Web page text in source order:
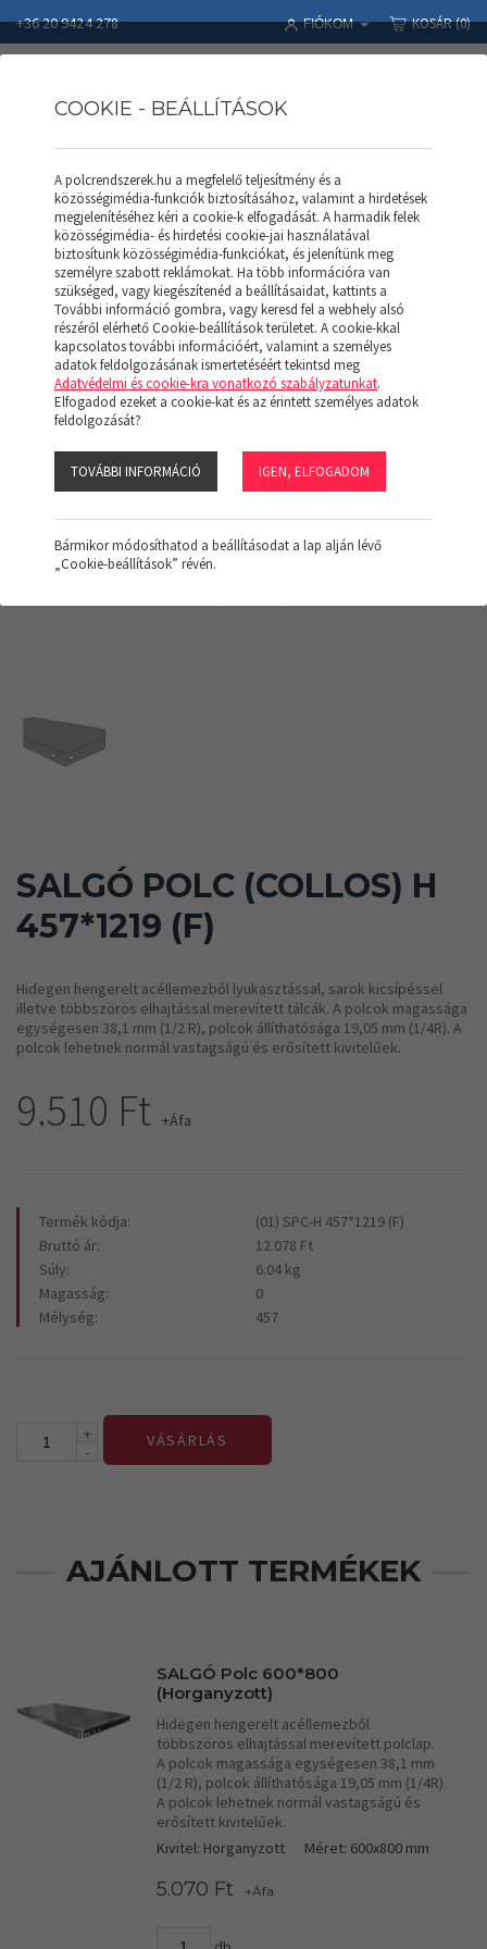
+36 20 9424 278 FIÓKOM KOSÁR(0)
Polcrendszerek Termékek
SALGÓ POLC
SALGÓ Polc (collos) H 457*1219 (F)
SALGÓ POLC (COLLOS) H
457*1219 (F)
Hidegen hengerelt acéllemezből lyukasztással, sarok kicsípéssel
illetve többszörös elhajtással merevített tálcák. A polcok magassága
egységesen 38,1 mm (1/2 R), polcok állíthatósága 19,05 mm (1/4R). A
polcok lehetnek normál vastagságú és erősített kivitelűek.
9.510 Ft +Áfa
Termék kódja:
(01) SPC-H 457*1219 (F)
Bruttó ár:
12.078 Ft
Súly:
6.04 kg
Magasság:
0
Mélység:
457
+
-
VÁSÁRLÁS
AJÁNLOTT TERMÉKEK
SALGÓ Polc 600*800
(Horganyzott)
Hidegen hengerelt acéllemezből
többszörös elhajtással merevített polclap.
A polcok magassága egységesen 38,1 mm
(1/2 R), polcok állíthatósága 19,05 mm (1/4R).
A polcok lehetnek normál vastagságú és
erősített kivitelűek.
Kivitel: Horganyzott
Méret: 600x800 mm
5.070 Ft +Áfa
COOKIE - BEÁLLÍTÁSOK
A polcrendszerek.hu a megfelelő teljesítmény és a
közösségimédia-funkciók biztosításához, valamint a hirdetések
megjelenítéséhez kéri a cookie-k elfogadását. A harmadik felek
közösségimédia- és hirdetési cookie-jai használatával
biztosítunk közösségimédia-funkciókat, és jelenítünk meg
személyre szabott reklámokat. Ha több információra van
szükséged, vagy kiegészítenéd a beállításaidat, kattints a
További információ gombra, vagy keresd fel a webhely alsó
részéről elérhető Cookie-beállítások területet. A cookie-kkal
kapcsolatos további információért, valamint a személyes
adatok feldolgozásának ismertetéséért tekintsd meg
Adatvédelmi és cookie-kra vonatkozó szabályzatunkat.
Elfogadod ezeket a cookie-kat és az érintett személyes adatok
feldolgozását?
TOVÁBBI INFORMÁCIÓ IGEN, ELFOGADOM
Bármikor módosíthatod a beállításodat a lap alján lévő
„Cookie-beállítások” révén.